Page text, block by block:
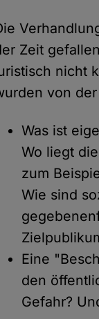
Zeit
nicht
von
Was ist
Wo liegt
zum
Wie sind
Eine
den
Gefahr?